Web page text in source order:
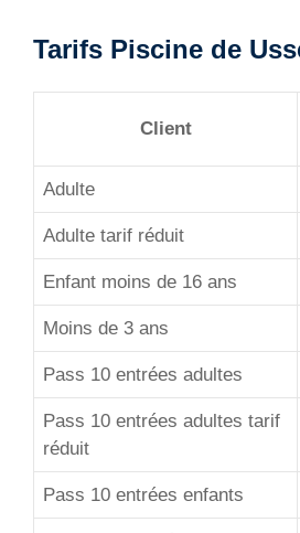
Tarifs Piscine de
Client
Adulte
Adulte tarif réduit
Enfant moins de 16 ans
Moins de 3 ans
Pass 10 entrées adultes
Pass 10 entrées adultes tarif
réduit
Pass 10 entrées enfants